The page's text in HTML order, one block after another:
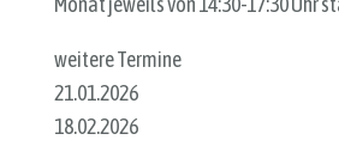
weitere Termine
21.01.2026
18.02.2026